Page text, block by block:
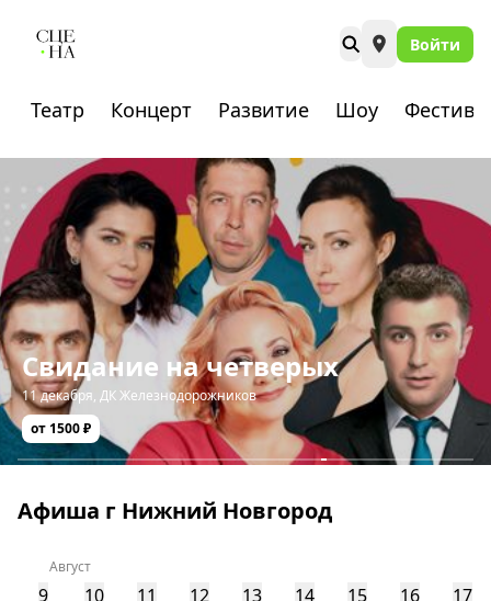
Войти
Театр Концерт Развитие Шоу
Свидание на четверых
11 декабря, ДК Железнодорожников
от 1500 ₽
Афиша г Нижний Новгород
Август
9 10 11 12 13 14 15 16 17